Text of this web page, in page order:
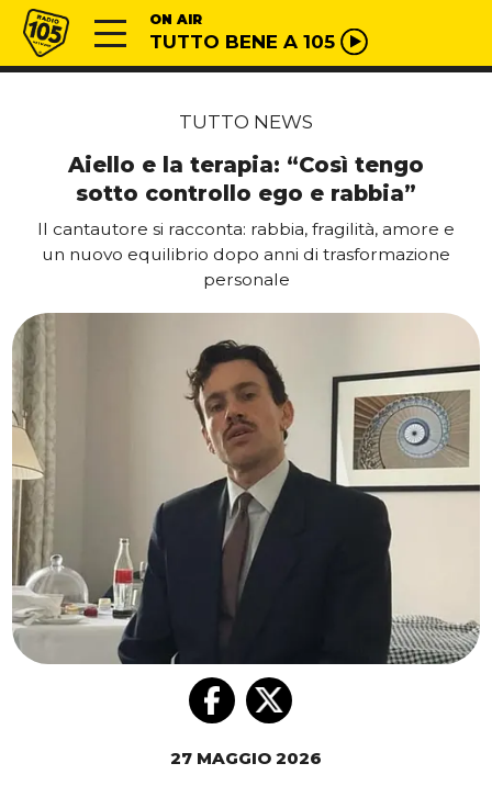
Vai al contenuto
Radio 105 ON AIR
TUTTO BENE A 105
TUTTO NEWS
Aiello e la terapia: “Così tengo
sotto controllo ego e rabbia”
Il cantautore si racconta: rabbia, fragilità, amore e
un nuovo equilibrio dopo anni di trasformazione
personale
27 MAGGIO 2026